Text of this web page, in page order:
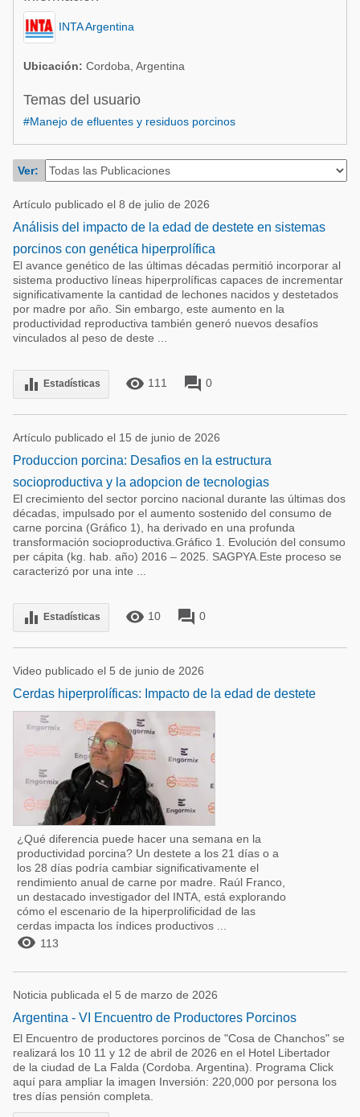
Acuacultura
Micotoxinas
Avicultura
Porcicultura
Lechería
Comunidades en portugués
Lechería
INTA Argentina
Ubicación: Cordoba, Argentina
Temas del usuario
#Manejo de efluentes y residuos porcinos
Ver:
Artículo publicado el 8 de julio de 2026
Análisis del impacto de la edad de destete en sistemas
porcinos con genética hiperprolífica
El avance genético de las últimas décadas permitió incorporar al
sistema productivo líneas hiperprolíficas capaces de incrementar
significativamente la cantidad de lechones nacidos y destetados
por madre por año. Sin embargo, este aumento en la
productividad reproductiva también generó nuevos desafíos
vinculados al peso de deste ...
equalizer Estadísticas remove_red_eye 111 forum 0
Artículo publicado el 15 de junio de 2026
Produccion porcina: Desafios en la estructura
socioproductiva y la adopcion de tecnologias
El crecimiento del sector porcino nacional durante las últimas dos
décadas, impulsado por el aumento sostenido del consumo de
carne porcina (Gráfico 1), ha derivado en una profunda
transformación socioproductiva.Gráfico 1. Evolución del consumo
per cápita (kg. hab. año) 2016 – 2025. SAGPYA.Este proceso se
caracterizó por una inte ...
equalizer Estadísticas remove_red_eye 10 forum 0
Video publicado el 5 de junio de 2026
Cerdas hiperprolíficas: Impacto de la edad de destete
¿Qué diferencia puede hacer una semana en la
productividad porcina? Un destete a los 21 días o a
los 28 días podría cambiar significativamente el
rendimiento anual de carne por madre. Raúl Franco,
un destacado investigador del INTA, está explorando
cómo el escenario de la hiperprolificidad de las
cerdas impacta los índices productivos ...
 113
Noticia publicada el 5 de marzo de 2026
Argentina - VI Encuentro de Productores Porcinos
El Encuentro de productores porcinos de "Cosa de Chanchos" se
realizará los 10 11 y 12 de abril de 2026 en el Hotel Libertador
de la ciudad de La Falda (Cordoba. Argentina). Programa Click
aquí para ampliar la imagen Inversión: 220,000 por persona los
tres días pensión completa.